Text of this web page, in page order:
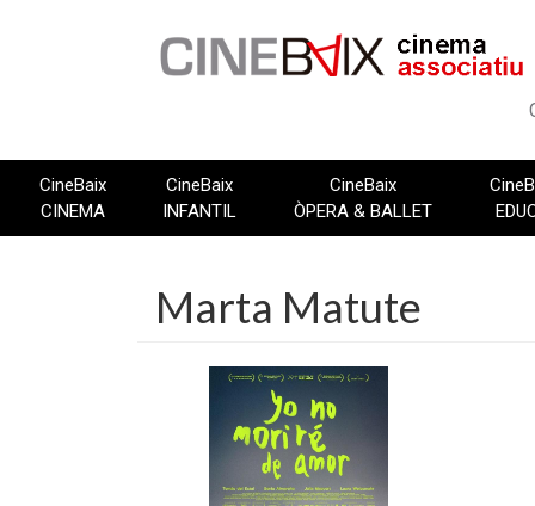
CineBaix
CINEMA
CineBaix
INFANTIL
CineBaix
ÒPERA & BALLET
Marta Matute